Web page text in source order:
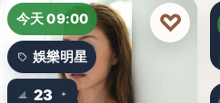
今天 09:00
娛樂明星
23
♡